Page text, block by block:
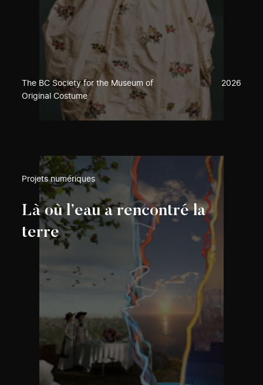
The BC Society for the Museum of
Original Costume
2026
Projets numériques
Là où l’eau a rencontré la
terre